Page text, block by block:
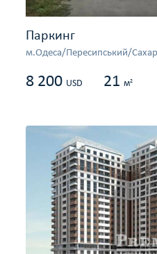
Паркинг
м.Одеса/Пересипський/
8 200 USD 21 м2